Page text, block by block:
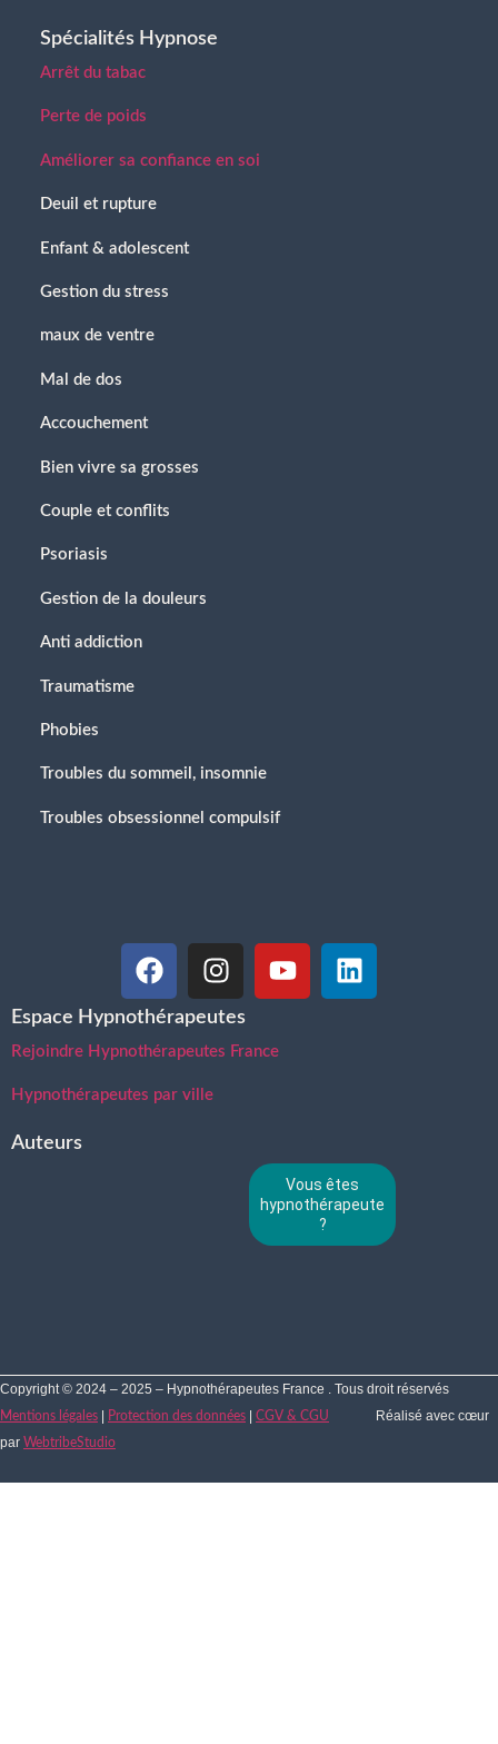
Spécialités Hypnose
Arrêt du tabac
Perte de poids
Améliorer sa confiance en soi
Deuil et rupture
Enfant & adolescent
Gestion du stress
maux de ventre
Mal de dos
Accouchement
Bien vivre sa grosses
Couple et conflits
Psoriasis
Gestion de la douleurs
Anti addiction
Traumatisme
Phobies
Troubles du sommeil, insomnie
Troubles obsessionnel compulsif
Espace Hypnothérapeutes
Rejoindre Hypnothérapeutes France
Hypnothérapeutes par ville
Auteurs
Vous êtes
hypnothérapeute
?
Copyright © 2024 – 2025 – Hypnothérapeutes France . Tous droit réservés
Mentions légales Protection des données CGV & CGU
Réalisé avec cœur
par WebtribeStudio